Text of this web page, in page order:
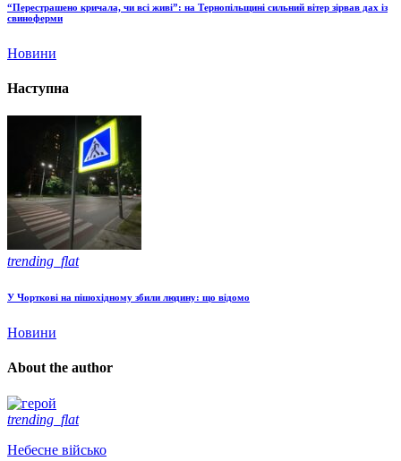
“Перестрашено кричала, чи всі живі”: на Тернопільщині сильний вітер зірвав дах із
свиноферми
Новини
Наступна
trending_flat
У Чорткові на пішохідному збили людину: що відомо
Новини
About the author
trending_flat
Небесне військо